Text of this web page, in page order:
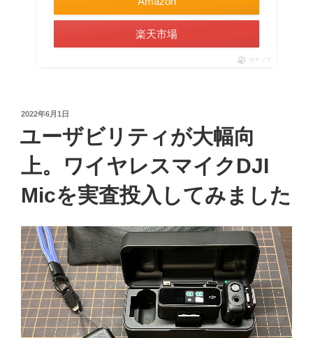
楽天市場
ポチップ
投
2022年6月1日
ユーザビリティが大幅向
上。ワイヤレスマイクDJI
Micを実査投入してみました